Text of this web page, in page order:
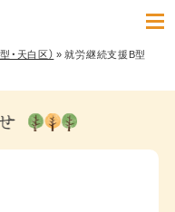
・天白区） » 就労継続支援B型